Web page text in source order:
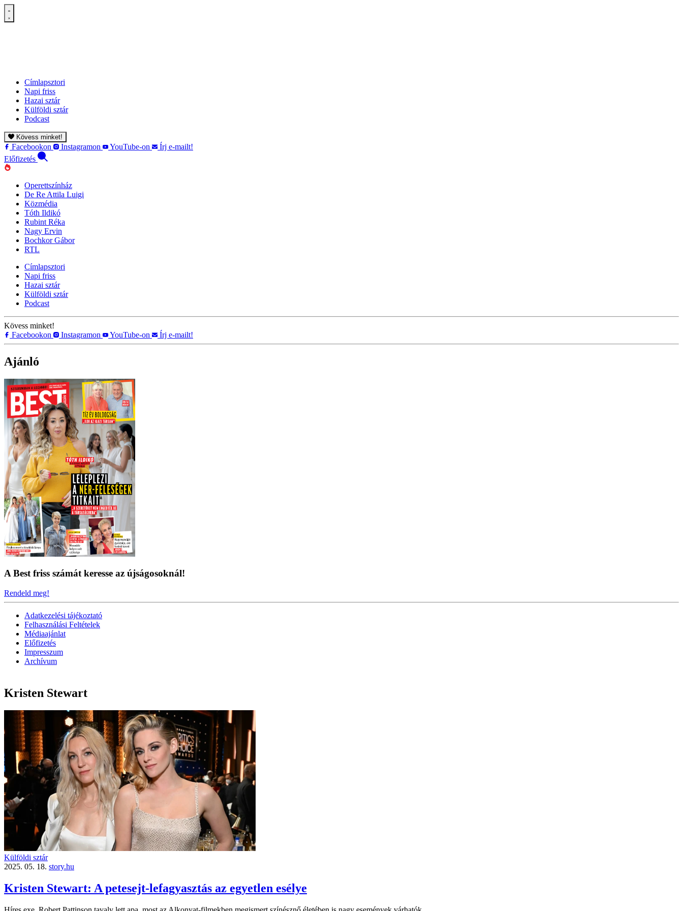
Címlapsztori
Napi friss
Hazai sztár
Külföldi sztár
Podcast
Kövess minket!
Facebookon Instagramon YouTube-on
Írj e-mailt!
Előfizetés
Operettszínház
De Re Attila Luigi
Közmédia
Tóth Ildikó
Rubint Réka
Nagy Ervin
Bochkor Gábor
RTL
Címlapsztori
Napi friss
Hazai sztár
Külföldi sztár
Podcast
Kövess minket!
Facebookon
Instagramon YouTube-on Írj e-mailt!
Ajánló
A Best friss számát keresse az újságosoknál!
Rendeld meg!
Adatkezelési tájékoztató
Felhasználási Feltételek
Médiaajánlat
Előfizetés
Impresszum
Archívum
Kristen Stewart
Külföldi sztár
2025. 05. 18. story.hu
Kristen Stewart: A petesejt-lefagyasztás az egyetlen esélye